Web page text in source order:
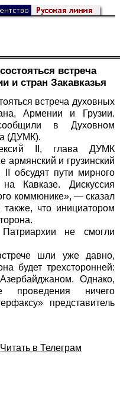
встреча
и стран Закавказья
встреча духовных
Армении и Грузии.
в Духовном
(ДУМК).
II, глава ДУМК
и грузинский
обсудят пути мирного
Кавказе. Дискуссия
коммюнике», — сказал
что инициатором
не смогли
шли уже давно,
будет трехсторонней:
Однако,
ничего
» представитель
Читать в Телеграм